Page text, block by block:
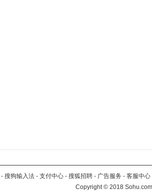
- 搜狗输入法 - 支付中心 - 搜狐招聘 - 广告服务 - 客服中心
Copyright©2018